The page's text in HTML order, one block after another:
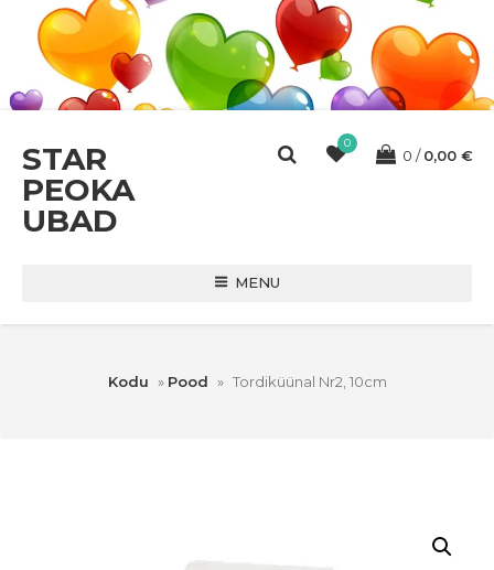
STAR
PEOKA
UBAD
0
0 0,00 €
MENU
Kodu » Pood » Tordiküünal Nr2, 10cm